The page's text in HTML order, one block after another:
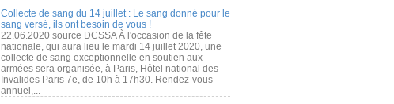
Collecte de sang du 14 juillet : Le sang donné pour le
sang versé, ils ont besoin de vous !
22.06.2020 source DCSSA À l'occasion de la fête
nationale, qui aura lieu le mardi 14 juillet 2020, une
collecte de sang exceptionnelle en soutien aux
armées sera organisée, à Paris, Hôtel national des
Invalides Paris 7e, de 10h à 17h30. Rendez-vous
annuel,...